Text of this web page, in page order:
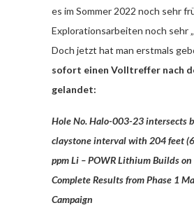
es im Sommer 2022 noch sehr
Explorationsarbeiten noch sehr
Doch jetzt hat man erstmals
sofort einen Volltreffer nach
gelandet:
Hole No. Halo-003-23 intersects
claystone interval with 204 feet
ppm Li – POWR Lithium Builds
Complete Results from Phase 1
Campaign